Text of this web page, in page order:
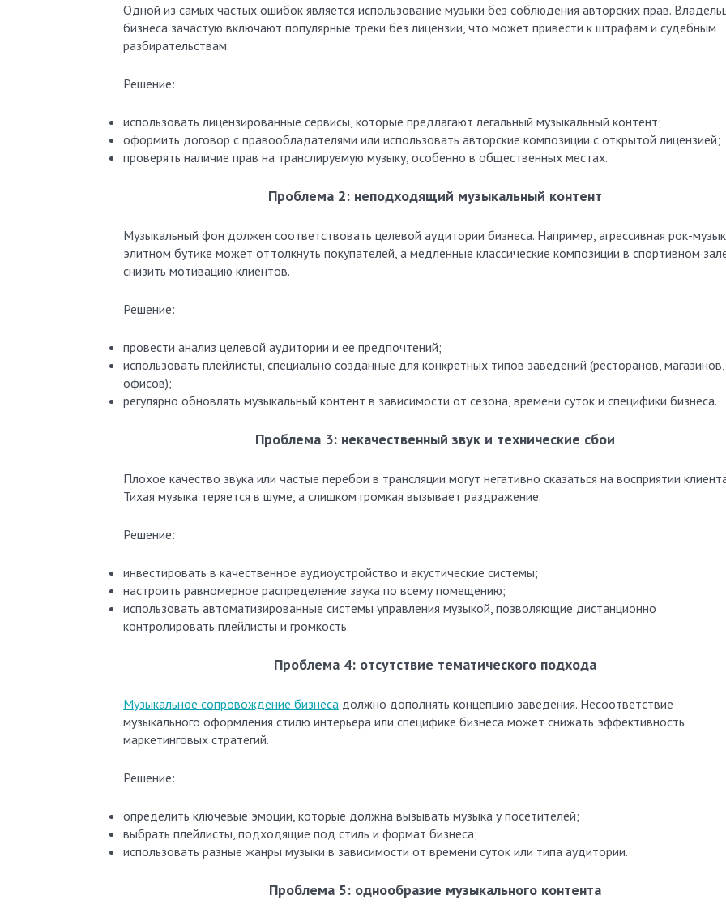
Одной из самых частых ошибок является использование музыки без соблюдения авторских прав.
бизнеса зачастую включают популярные треки без лицензии, что может привести к штрафам и судебным
разбирательствам.
Решение:
использовать лицензированные сервисы, которые предлагают легальный музыкальный контент;
оформить договор с правообладателями или использовать авторские композиции с открытой лицензией;
проверять наличие прав на транслируемую музыку, особенно в общественных местах.
Проблема 2: неподходящий музыкальный контент
Музыкальный фон должен соответствовать целевой аудитории бизнеса. Например, агрессивная рок-
элитном бутике может оттолкнуть покупателей, а медленные классические композиции в спортивном
снизить мотивацию клиентов.
Решение:
провести анализ целевой аудитории и ее предпочтений;
использовать плейлисты, специально созданные для конкретных типов заведений (ресторанов, магазинов,
офисов);
регулярно обновлять музыкальный контент в зависимости от сезона, времени суток и специфики бизнеса.
Проблема 3: некачественный звук и технические сбои
Плохое качество звука или частые перебои в трансляции могут негативно сказаться на восприятии
Тихая музыка теряется в шуме, а слишком громкая вызывает раздражение.
Решение:
инвестировать в качественное аудиоустройство и акустические системы;
настроить равномерное распределение звука по всему помещению;
использовать автоматизированные системы управления музыкой, позволяющие дистанционно
контролировать плейлисты и громкость.
Проблема 4: отсутствие тематического подхода
Музыкальное сопровождение бизнеса должно дополнять концепцию заведения. Несоответствие
музыкального оформления стилю интерьера или специфике бизнеса может снижать эффективность
маркетинговых стратегий.
Решение:
определить ключевые эмоции, которые должна вызывать музыка у посетителей;
выбрать плейлисты, подходящие под стиль и формат бизнеса;
использовать разные жанры музыки в зависимости от времени суток или типа аудитории.
Проблема 5: однообразие музыкального контента